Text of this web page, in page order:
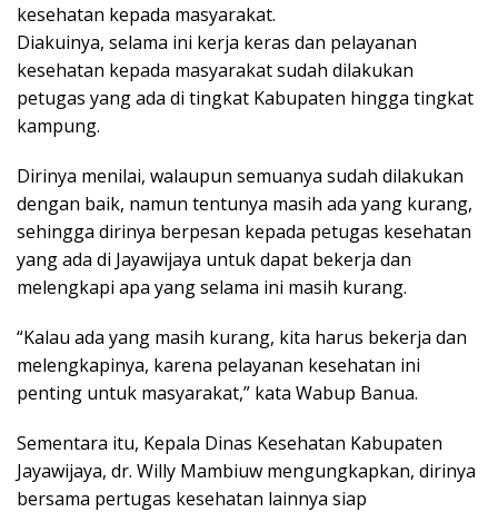
kesehatan kepada masyarakat.
Diakuinya, selama ini kerja keras dan pelayanan
kesehatan kepada masyarakat sudah dilakukan
petugas yang ada di tingkat Kabupaten hingga tingkat
kampung.
Dirinya menilai, walaupun semuanya sudah dilakukan
dengan baik, namun tentunya masih ada yang kurang,
sehingga dirinya berpesan kepada petugas kesehatan
yang ada di Jayawijaya untuk dapat bekerja dan
melengkapi apa yang selama ini masih kurang.
“Kalau ada yang masih kurang, kita harus bekerja dan
melengkapinya, karena pelayanan kesehatan ini
penting untuk masyarakat,” kata Wabup Banua.
Sementara itu, Kepala Dinas Kesehatan Kabupaten
Jayawijaya, dr. Willy Mambiuw mengungkapkan, dirinya
bersama pertugas kesehatan lainnya siap